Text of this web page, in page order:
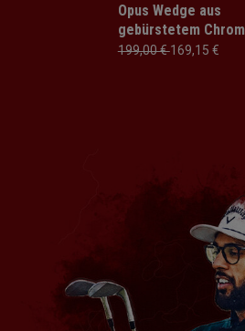
Opus Wedge aus
gebürstetem Chrom
199,00 €169,15 €